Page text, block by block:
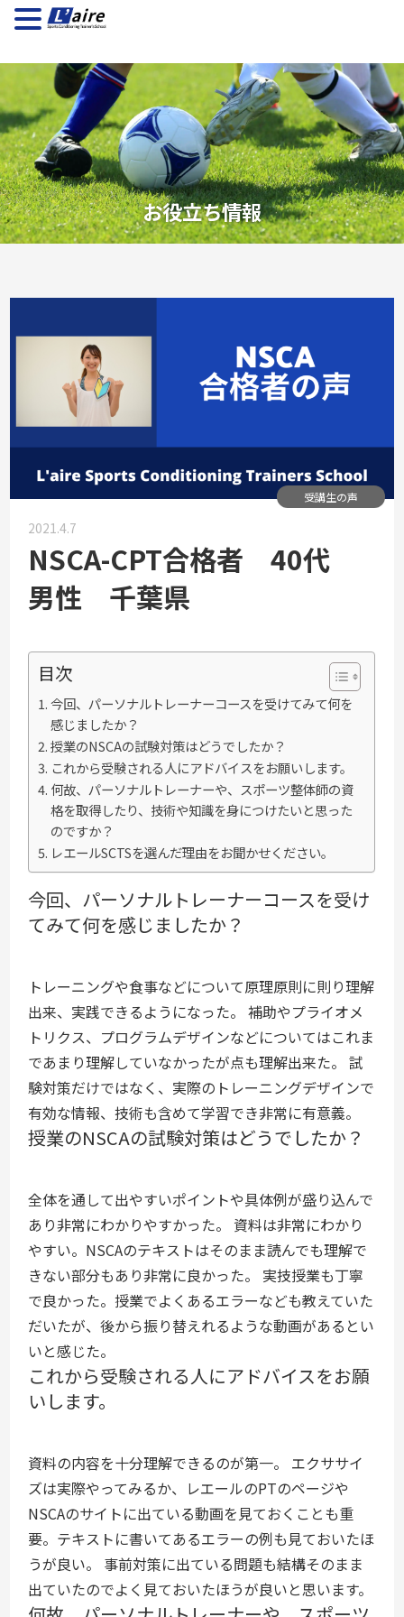
お役立ち情報
受講生の声
2021.4.7
NSCA-CPT合格者 40代
男性 千葉県
目次
今回、パーソナルトレーナーコースを受けてみて何を
感じましたか？
授業のNSCAの試験対策はどうでしたか？
これから受験される人にアドバイスをお願いします。
何故、パーソナルトレーナーや、スポーツ整体師の資
格を取得したり、技術や知識を身につけたいと思った
のですか？
レエールSCTSを選んだ理由をお聞かせください。
今回、パーソナルトレーナーコースを受け
てみて何を感じましたか？
トレーニングや食事などについて原理原則に則り理解
出来、実践できるようになった。 補助やプライオメ
トリクス、プログラムデザインなどについてはこれま
であまり理解していなかったが点も理解出来た。 試
験対策だけではなく、実際のトレーニングデザインで
有効な情報、技術も含めて学習でき非常に有意義。
授業のNSCAの試験対策はどうでしたか？
全体を通して出やすいポイントや具体例が盛り込んで
あり非常にわかりやすかった。 資料は非常にわかり
やすい。NSCAのテキストはそのまま読んでも理解で
きない部分もあり非常に良かった。 実技授業も丁寧
で良かった。授業でよくあるエラーなども教えていた
だいたが、後から振り替えれるような動画があるとい
いと感じた。
これから受験される人にアドバイスをお願
いします。
資料の内容を十分理解できるのが第一。 エクササイ
ズは実際やってみるか、レエールのPTのページや
NSCAのサイトに出ている動画を見ておくことも重
要。テキストに書いてあるエラーの例も見ておいたほ
うが良い。 事前対策に出ている問題も結構そのまま
出ていたのでよく見ておいたほうが良いと思います。